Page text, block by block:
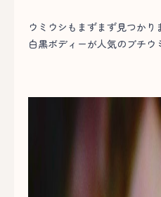
ウミウシもまずまず見つかり
白黒ボディーが人気のブチ